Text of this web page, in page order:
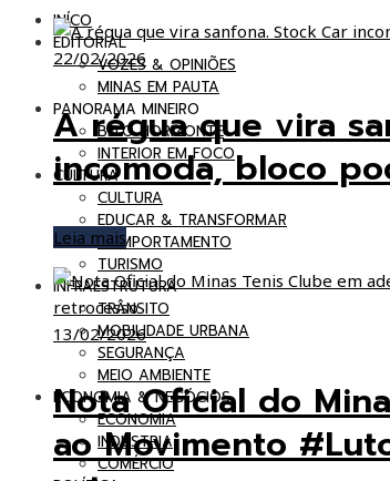
INÍCO
EDITORIAL
VOZES & OPINIÕES
MINAS EM PAUTA
PANORAMA MINEIRO
BELO HORIZONTE
INTERIOR EM FOCO
CULTURA
CULTURA
EDUCAR & TRANSFORMAR
COMPORTAMENTO
TURISMO
INFRAESTRUTURA
TRÂNSITO
MOBILIDADE URBANA
SEGURANÇA
MEIO AMBIENTE
ECONOMIA & NEGÓCIOS
ECONOMIA
INDÚSTRIA
COMÉRCIO
22/02/2026
A régua que vira
incomoda, bloco
Leia mais
13/02/2026
Nota Oficial do
ao Movimento